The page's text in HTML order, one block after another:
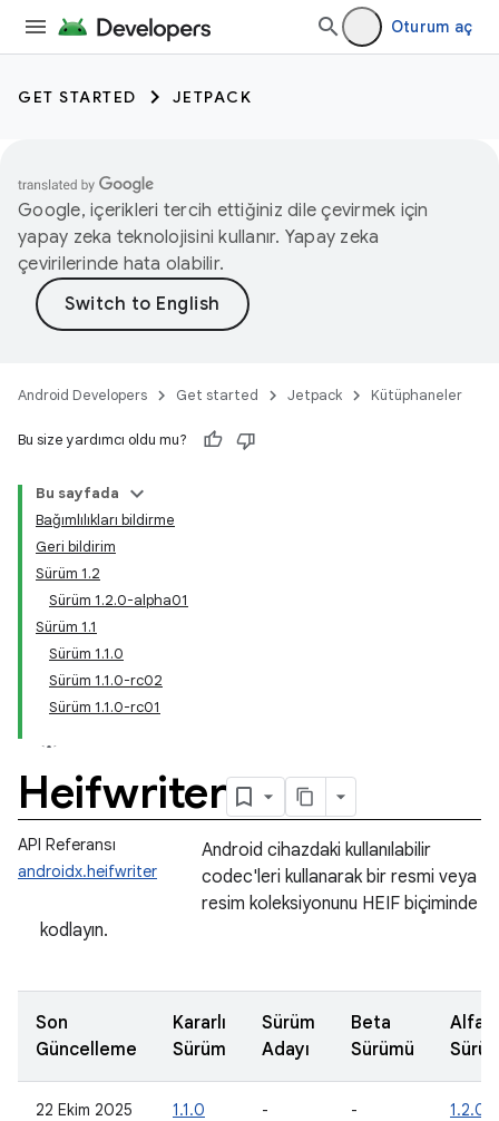
Oturum aç
GET STARTED JETPACK
Google, içerikleri tercih ettiğiniz dile çevirmek için
yapay zeka teknolojisini kullanır. Yapay zeka
çevirilerinde hata olabilir.
Android Developers Get started Jetpack Kütüphaneler
Bu size yardımcı oldu mu?
Bu sayfada
Bağımlılıkları bildirme
Geri bildirim
Sürüm 1.2
Sürüm 1.2.0-alpha01
Sürüm 1.1
Sürüm 1.1.0
Sürüm 1.1.0-rc02
Sürüm 1.1.0-rc01
Heifwriter
API Referansı
androidx.heifwriter
Android cihazdaki kullanılabilir
codec'leri kullanarak bir resmi veya
resim koleksiyonunu HEIF biçiminde
kodlayın.
Son
Güncelleme
Kararlı
Sürüm
Sürüm
Adayı
Beta
Sürümü
Alfa
22 Ekim 2025 1.1.0 - -
1.2.0-